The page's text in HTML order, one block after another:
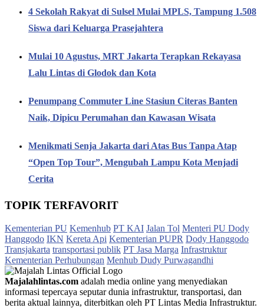
4 Sekolah Rakyat di Sulsel Mulai MPLS, Tampung 1.508
Siswa dari Keluarga Prasejahtera
Mulai 10 Agustus, MRT Jakarta Terapkan Rekayasa
Lalu Lintas di Glodok dan Kota
Penumpang Commuter Line Stasiun Citeras Banten
Naik, Dipicu Perumahan dan Kawasan Wisata
Menikmati Senja Jakarta dari Atas Bus Tanpa Atap
“Open Top Tour”, Mengubah Lampu Kota Menjadi
Cerita
TOPIK TERFAVORIT
Kementerian PU Kemenhub PT KAI Jalan Tol Menteri PU Dody
Hanggodo IKN Kereta Api Kementerian PUPR Dody Hanggodo
Transjakarta transportasi publik PT Jasa Marga Infrastruktur
Kementerian Perhubungan Menhub Dudy Purwagandhi
Majalahlintas.com adalah media online yang menyediakan
informasi tepercaya seputar dunia infrastruktur, transportasi, dan
berita aktual lainnya, diterbitkan oleh PT Lintas Media Infrastruktur.